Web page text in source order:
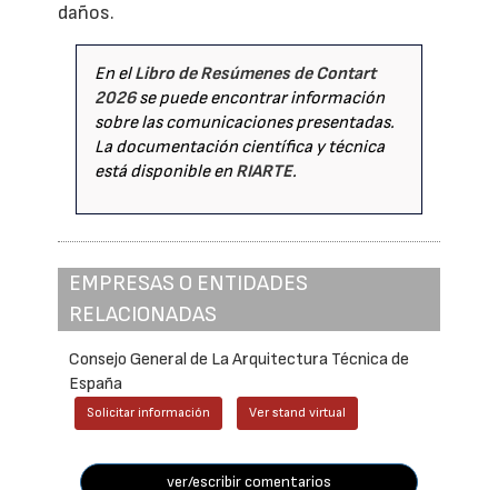
daños.
En elLibro de Resúmenes de Contart
2026se puede encontrar información
sobre las comunicaciones presentadas.
La documentación científica y técnica
está disponible enRIARTE.
EMPRESAS O ENTIDADES
RELACIONADAS
Consejo General de La Arquitectura Técnica de
España
Solicitar información Ver stand virtual
ver/escribir comentarios